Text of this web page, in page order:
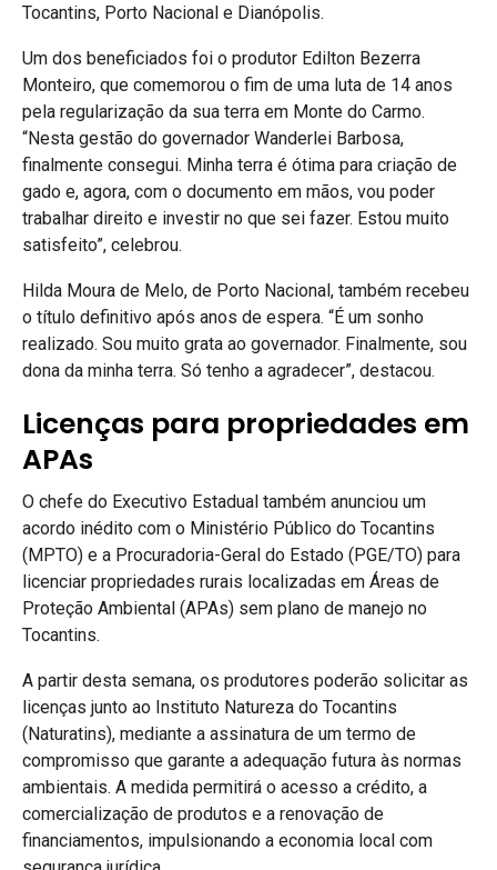
Tocantins, Porto Nacional e Dianópolis.
Um dos beneficiados foi o produtor Edilton Bezerra
Monteiro, que comemorou o fim de uma luta de 14 anos
pela regularização da sua terra em Monte do Carmo.
“Nesta gestão do governador Wanderlei Barbosa,
finalmente consegui. Minha terra é ótima para criação de
gado e, agora, com o documento em mãos, vou poder
trabalhar direito e investir no que sei fazer. Estou muito
satisfeito”, celebrou.
Hilda Moura de Melo, de Porto Nacional, também recebeu
o título definitivo após anos de espera. “É um sonho
realizado. Sou muito grata ao governador. Finalmente, sou
dona da minha terra. Só tenho a agradecer”, destacou.
Licenças para propriedades em
APAs
O chefe do Executivo Estadual também anunciou um
acordo inédito com o Ministério Público do Tocantins
(MPTO) e a Procuradoria-Geral do Estado (PGE/TO) para
licenciar propriedades rurais localizadas em Áreas de
Proteção Ambiental (APAs) sem plano de manejo no
Tocantins.
A partir desta semana, os produtores poderão solicitar as
licenças junto ao Instituto Natureza do Tocantins
(Naturatins), mediante a assinatura de um termo de
compromisso que garante a adequação futura às normas
ambientais. A medida permitirá o acesso a crédito, a
comercialização de produtos e a renovação de
financiamentos, impulsionando a economia local com